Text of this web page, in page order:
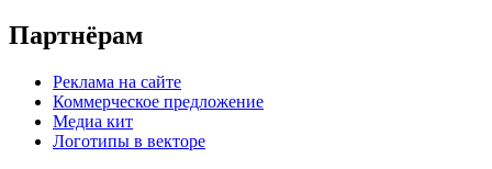
Партнёрам
Реклама на сайте
Коммерческое предложение
Медиа кит
Логотипы в векторе